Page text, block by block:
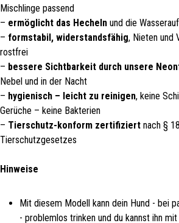
Mischlinge passend
– ermöglicht das Hecheln und die
– formstabil, widerstandsfähig, Nieten und
rostfrei
– bessere Sichtbarkeit durch unsere
Nebel und in der Nacht
– hygienisch – leicht zu reinigen, keine
Gerüche – keine Bakterien
– Tierschutz-konform zertifiziert nach §
Tierschutzgesetzes
Hinweise
Mit diesem Modell kann dein Hund - bei
- problemlos trinken und du kannst ihn